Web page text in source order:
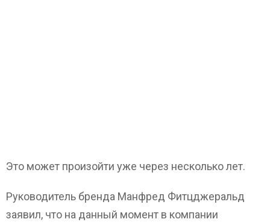
Это может произойти уже через несколько лет.
Руководитель бренда Манфред Фитцджеральд
заявил, что на данный момент в компании